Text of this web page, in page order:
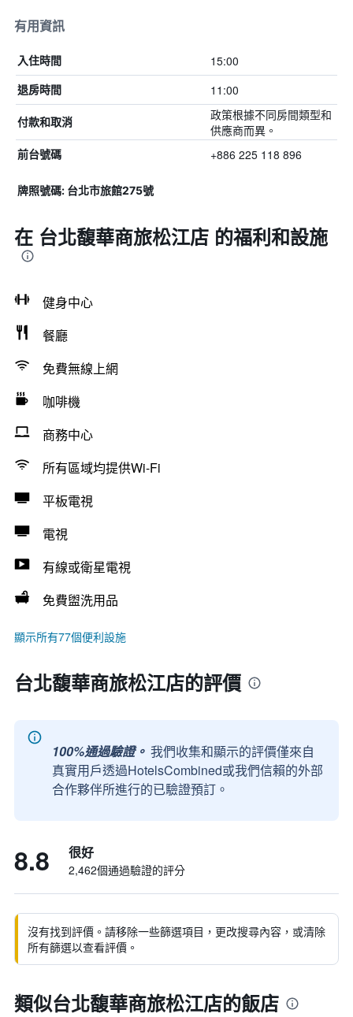
有用資訊
入住時間 15:00
退房時間 11:00
付款和取消
政策根據不同房間類型和
供應商而異。
前台號碼 +886 225 118 896
牌照號碼: 台北市旅館275號
在 台北馥華商旅松江店 的福利和設施
健身中心
餐廳
免費無線上網
咖啡機
商務中心
所有區域均提供Wi-Fi
平板電視
電視
有線或衛星電視
免費盥洗用品
顯示所有77個便利設施
台北馥華商旅松江店的評價
100%通過驗證。 我們收集和顯示的評價僅來自
真實用戶透過HotelsCombined或我們信賴的外部
合作夥伴所進行的已驗證預訂。
8.8 很好
2,462個通過驗證的評分
沒有找到評價。請移除一些篩選項目，更改搜尋內容，或清除
所有篩選以查看評價。
類似台北馥華商旅松江店的飯店